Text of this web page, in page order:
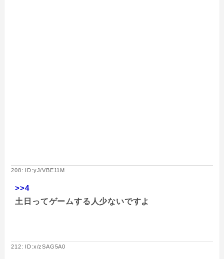
208: ID:yJ/VBE11M
>>4
土日ってゲームする人少ないですよ
212: ID:x/zSAG5A0